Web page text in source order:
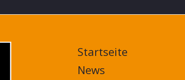
MAIN
NAVIGATION
FOOTER
Startseite
News